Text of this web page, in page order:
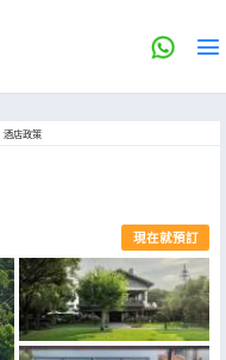
酒店政策
現在就預訂